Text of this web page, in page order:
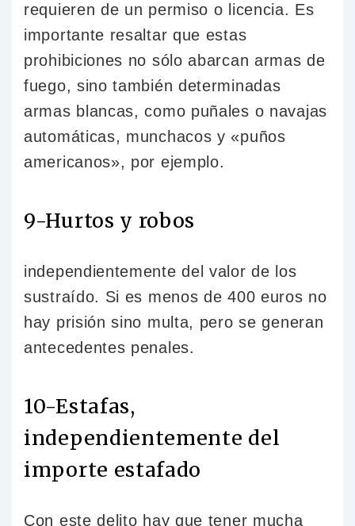
requieren de un permiso o licencia. Es
importante resaltar que estas
prohibiciones no sólo abarcan armas de
fuego, sino también determinadas
armas blancas, como puñales o navajas
automáticas, munchacos y «puños
americanos», por ejemplo.
9-Hurtos y robos
independientemente del valor de los
sustraído. Si es menos de 400 euros no
hay prisión sino multa, pero se generan
antecedentes penales.
10-Estafas,
independientemente del
importe estafado
Con este delito hay que tener mucha